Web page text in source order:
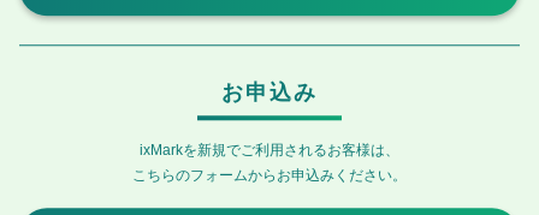
お申込み
ixMarkを新規でご利用されるお客様は、
こちらのフォームからお申込みください。